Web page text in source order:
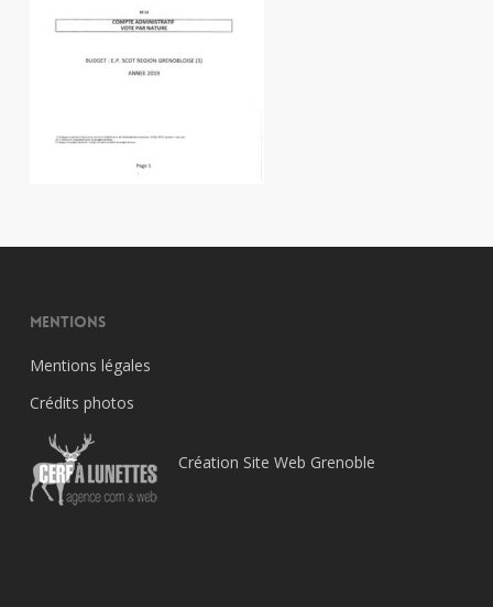
Mentions
Mentions légales
Crédits photos
Création Site Web Grenoble